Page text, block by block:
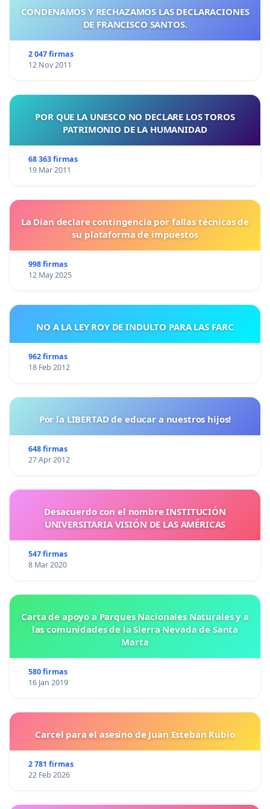
CONDENAMOS Y RECHAZAMOS LAS DECLARACIONES
DE FRANCISCO SANTOS.
2 047 firmas
12 Nov 2011
POR QUE LA UNESCO NO DECLARE LOS TOROS
PATRIMONIO DE LA HUMANIDAD
68 363 firmas
19 Mar 2011
La Dian declare contingencia por fallas técnicas de
su plataforma de impuestos
998 firmas
12 May 2025
NO A LA LEY ROY DE INDULTO PARA LAS FARC
962 firmas
18 Feb 2012
Por la LIBERTAD de educar a nuestros hijos!
648 firmas
27 Apr 2012
Desacuerdo con el nombre INSTITUCIÓN
UNIVERSITARIA VISIÓN DE LAS AMÉRICAS
547 firmas
8 Mar 2020
Carta de apoyo a Parques Nacionales Naturales y a
las comunidades de la Sierra Nevada de Santa
Marta
580 firmas
16 Jan 2019
Carcel para el asesino de Juan Esteban Rubio
2 781 firmas
22 Feb 2026